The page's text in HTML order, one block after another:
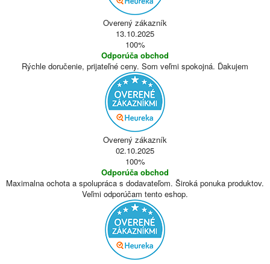
Overený zákazník
13.10.2025
100%
Odporúča obchod
Rýchle doručenie, prijateľné ceny. Som veľmi spokojná. Ďakujem
Overený zákazník
02.10.2025
100%
Odporúča obchod
Maximalna ochota a spolupráca s dodavateľom. Široká ponuka produktov.
Veľmi odporúčam tento eshop.